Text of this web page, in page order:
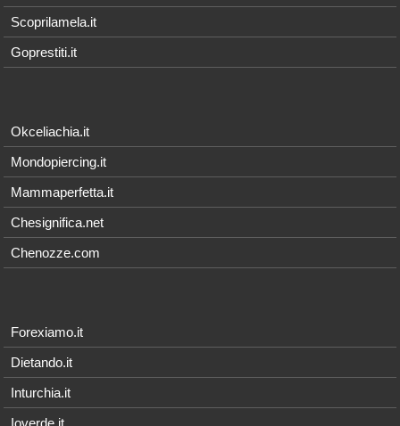
Scoprilamela.it
Goprestiti.it
Okceliachia.it
Mondopiercing.it
Mammaperfetta.it
Chesignifica.net
Chenozze.com
Forexiamo.it
Dietando.it
Inturchia.it
Ioverde.it